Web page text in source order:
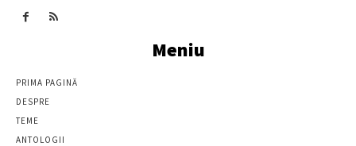
Meniu
PRIMA PAGINĂ
DESPRE
TEME
ANTOLOGII